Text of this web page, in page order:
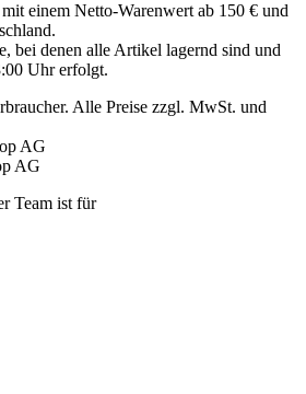
einem Netto-Warenwert ab 150 € und
bei denen alle Artikel lagernd sind und
Uhr erfolgt.
Alle Preise zzgl. MwSt. und
AG
Team ist für